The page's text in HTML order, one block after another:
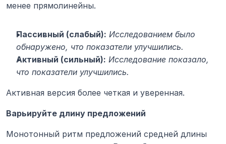
менее прямолинейны.
Пассивный (слабый): Исследованием было
обнаружено, что показатели улучшились.
Активный (сильный): Исследование показало,
что показатели улучшились.
Активная версия более четкая и уверенная.
Варьируйте длину предложений
Монотонный ритм предложений средней длины